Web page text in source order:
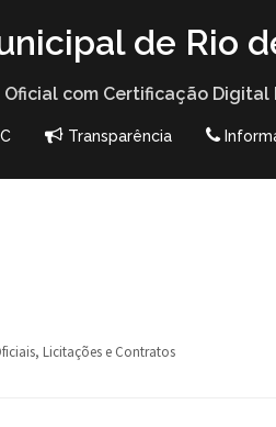
de Rio
Oficial com Certificação Digital
Transparência
, Licitações e Contratos